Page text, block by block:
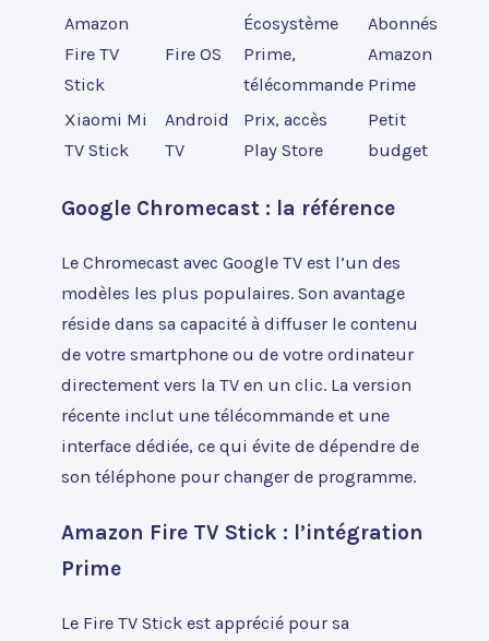
Amazon
Fire TV
Stick
Fire OS
Écosystème
Prime,
télécommande
Abonnés
Amazon
Prime
Xiaomi Mi
TV Stick
Android
TV
Prix, accès
Play Store
Petit
budget
Google Chromecast : la référence
Le Chromecast avec Google TV est l’un des
modèles les plus populaires. Son avantage
réside dans sa capacité à diffuser le contenu
de votre smartphone ou de votre ordinateur
directement vers la TV en un clic. La version
récente inclut une télécommande et une
interface dédiée, ce qui évite de dépendre de
son téléphone pour changer de programme.
Amazon Fire TV Stick : l’intégration
Prime
Le Fire TV Stick est apprécié pour sa